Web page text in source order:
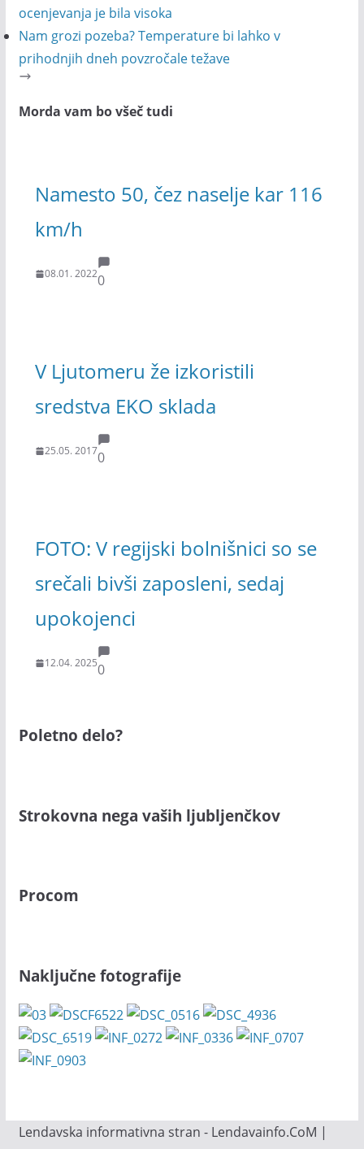
ocenjevanja je bila visoka
Nam grozi pozeba? Temperature bi lahko v
prihodnjih dneh povzročale težave
Morda vam bo všeč tudi
Namesto 50, čez naselje kar 116
km/h
08.01. 20220
V Ljutomeru že izkoristili
sredstva EKO sklada
25.05. 20170
FOTO: V regijski bolnišnici so se
srečali bivši zaposleni, sedaj
upokojenci
12.04. 20250
Poletno delo?
Strokovna nega vaših ljubljenčkov
Procom
Naključne fotografije
Lendavska informativna stran - Lendavainfo.CoM |